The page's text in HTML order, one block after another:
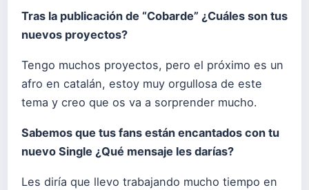
Tras la publicación de “Cobarde” ¿Cuáles son tus
nuevos proyectos?
Tengo muchos proyectos, pero el próximo es un
afro en catalán, estoy muy orgullosa de este
tema y creo que os va a sorprender mucho.
Sabemos que tus fans están encantados con tu
nuevo Single ¿Qué mensaje les darías?
Les diría que llevo trabajando mucho tiempo en